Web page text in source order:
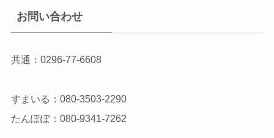
お問い合わせ
共通：0296-77-6608
すまいる：080-3503-2290
たんぽぽ：080-9341-7262